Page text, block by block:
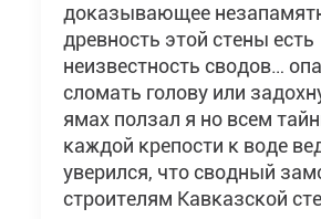
доказывающее
древность этой стены есть
неизвестность сводов…
сломать голову или
ямах ползал я но всем
каждой крепости к воде
уверился, что сводный
строителям Кавказской